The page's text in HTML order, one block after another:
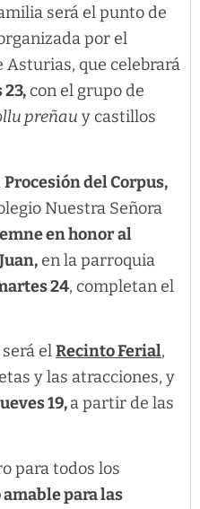
será el punto de
por el
que celebrará
con el grupo de
preñau y castillos
Procesión del Corpus,
Nuestra Señora
en honoral
en la parroquia
24, completan el
elRecinto Ferial,
y las atracciones, y
19,a partir de las
para todos los
para las